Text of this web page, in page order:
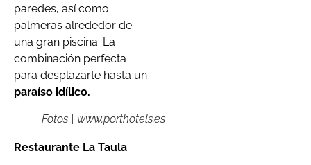
paredes, así como
palmeras alrededor de
una gran piscina. La
combinación perfecta
para desplazarte hasta un
paraíso idílico.
Fotos | www.porthotels.es
Restaurante La Taula